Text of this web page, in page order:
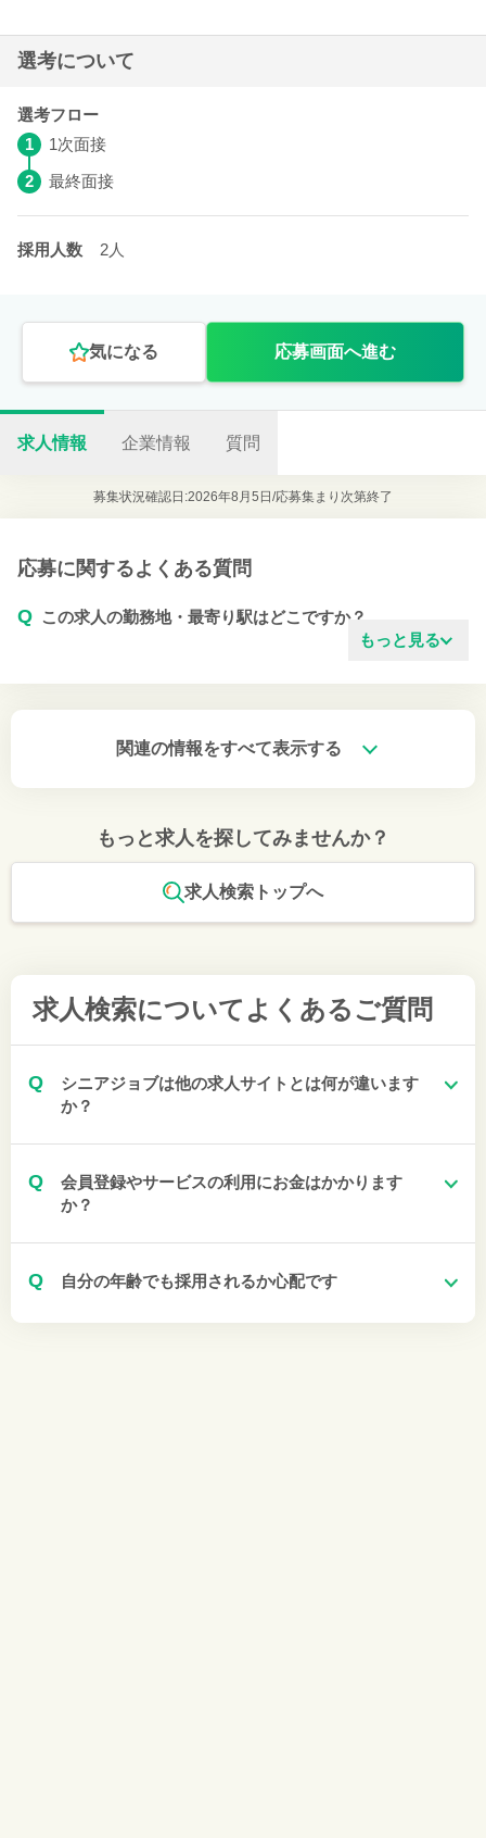
選考について
選考フロー
1
1次面接
2
最終面接
採用人数 2人
気になる 応募画面へ進む
求人情報 企業情報 質問
募集状況確認日:2026年8月5日/応募集まり次第終了
応募に関するよくある質問
Q この求人の勤務地・最寄り駅はどこですか？
もっと見る
関連の情報をすべて表示する
もっと求人を探してみませんか？
求人検索トップへ
求人検索について よくあるご質問
Q
シニアジョブは他の求人サイトとは何が違います
か？
Q
会員登録やサービスの利用にお金はかかります
か？
Q 自分の年齢でも採用されるか心配です